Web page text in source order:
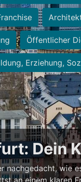
Öffentlicher
Erziehung,
Dein
nachgedacht, wie